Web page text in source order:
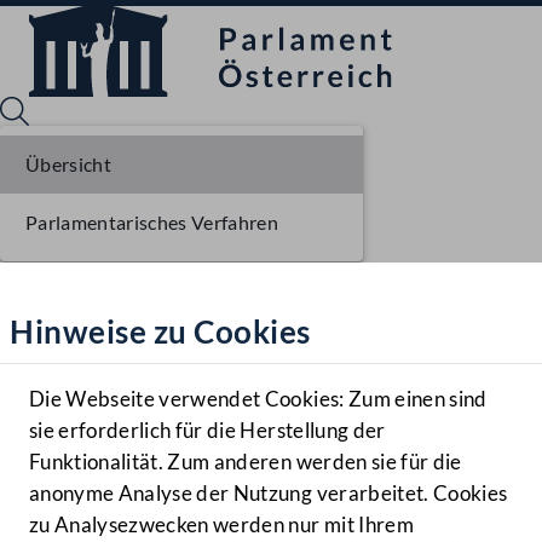
Hilfe
Benutzer
Navigationsmenü öffnen
MENÜ
Hinweise zu Cookies
Die Webseite verwendet Cookies: Zum einen sind
sie erforderlich für die Herstellung der
Funktionalität. Zum anderen werden sie für die
anonyme Analyse der Nutzung verarbeitet. Cookies
zu Analysezwecken werden nur mit Ihrem
Übersicht
Parlamentarisches Verfahren